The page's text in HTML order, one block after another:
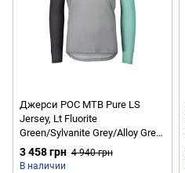
Джерси POC MTB Pure LS
Jersey, Lt Fluorite
Green/Sylvanite Grey/Alloy Grey,
S (PC 528448320SML1)
3 458 грн 4 940 грн
В наличии